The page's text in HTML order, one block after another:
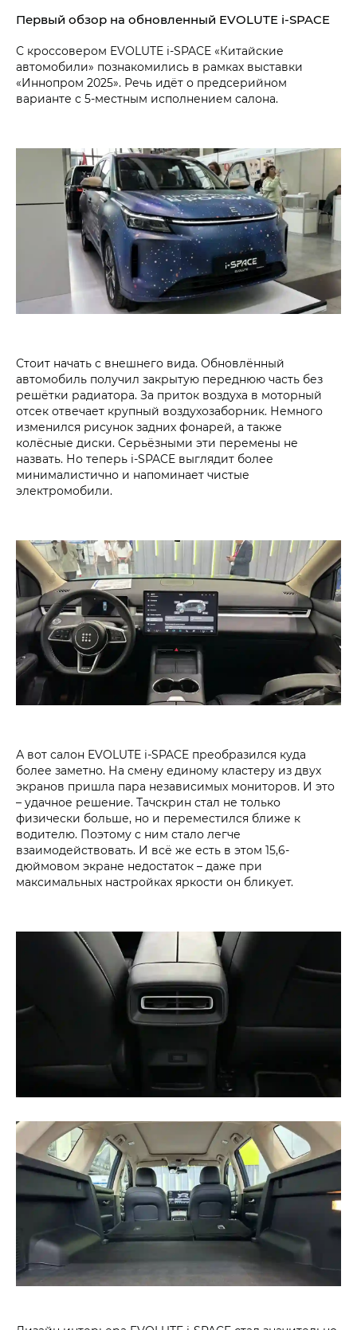
Первый обзор на обновленный EVOLUTE i‑SPACE
С кроссовером EVOLUTE i‑SPACE «Китайские
автомобили» познакомились в рамках выставки
«Иннопром 2025». Речь идёт о предсерийном
варианте с 5-⁠местным исполнением салона.
Стоит начать с внешнего вида. Обновлённый
автомобиль получил закрытую переднюю часть без
решётки радиатора. За приток воздуха в моторный
отсек отвечает крупный воздухозаборник. Немного
изменился рисунок задних фонарей, а также
колёсные диски. Серьёзными эти перемены не
назвать. Но теперь i‑SPACE выглядит более
минималистично и напоминает чистые
электромобили.
А вот салон EVOLUTE i‑SPACE преобразился куда
более заметно. На смену единому кластеру из двух
экранов пришла пара независимых мониторов. И это
– удачное решение. Тачскрин стал не только
физически больше, но и переместился ближе к
водителю. Поэтому с ним стало легче
взаимодействовать. И всё же есть в этом 15,6-
дюймовом экране недостаток – даже при
максимальных настройках яркости он бликует.